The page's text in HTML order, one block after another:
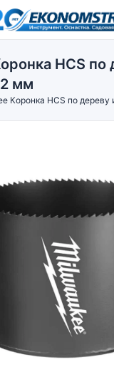
HCS по
мм
Коронка HCS по дереву